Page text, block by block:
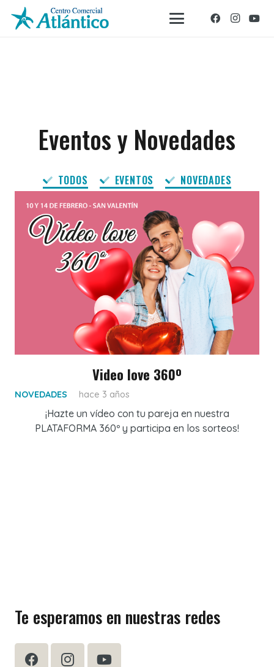
Eventos y Novedades
TODOS EVENTOS NOVEDADES
Video love 360º
NOVEDADES hace 3 años
¡Hazte un vídeo con tu pareja en nuestra
PLATAFORMA 360º y participa en los sorteos!
Te esperamos en nuestras redes